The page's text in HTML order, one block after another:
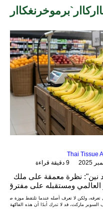
نين": نظرة معمقة على ملك
ومستقبله على مفترق
تعرفه، ولكن لا تعرف أصله عندما تلتقط موزة صفراء
ماركت، قد لا تدرك أبدًا أن هذه الفاكهة
Thai Tissue
9 دقيقة قراءة